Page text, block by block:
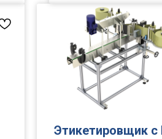
Этикетировщик